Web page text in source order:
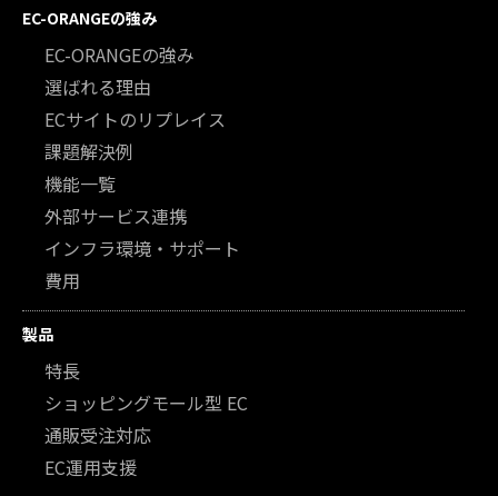
EC-ORANGEの強み
EC-ORANGEの強み
選ばれる理由
ECサイトのリプレイス
課題解決例
機能一覧
外部サービス連携
インフラ環境・サポート
費用
製品
特長
ショッピングモール型 EC
通販受注対応
EC運用支援